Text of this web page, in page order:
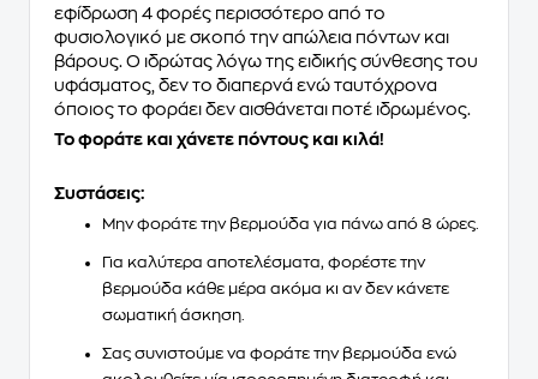
εφίδρωση 4 φορές περισσότερο από το
φυσιολογικό με σκοπό την απώλεια πόντων και
βάρους. Ο ιδρώτας λόγω της ειδικής σύνθεσης του
υφάσματος, δεν το διαπερνά ενώ ταυτόχρονα
όποιος το φοράει δεν αισθάνεται ποτέ ιδρωμένος.
Το φοράτε και χάνετε πόντους και κιλά!
Συστάσεις:
Μην φοράτε την βερμούδα για πάνω από 8 ώρες.
Για καλύτερα αποτελέσµατα, φορέστε την
βερµούδα κάθε µέρα ακόµα κι αν δεν κάνετε
σωµατική άσκηση.
Σας συνιστούµε να φοράτε την βερμούδα ενώ